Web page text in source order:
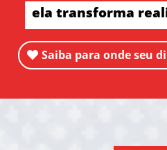
ela transforma
Saiba para onde seu